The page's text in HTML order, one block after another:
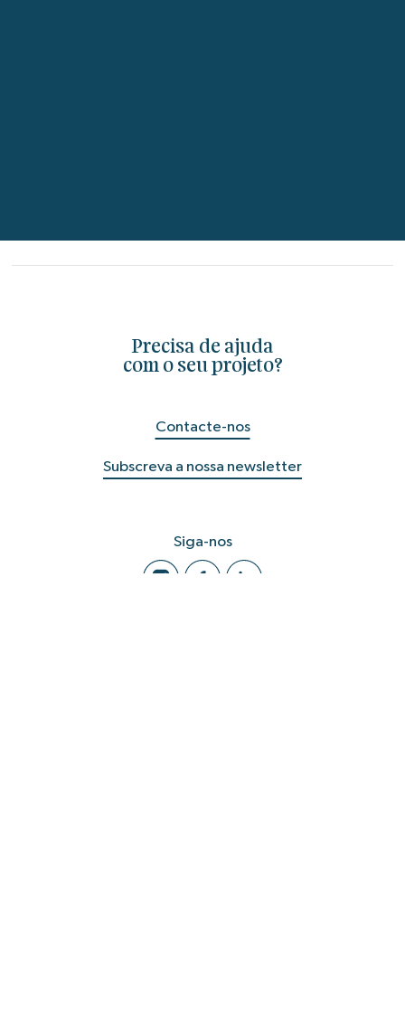
Precisa de ajuda
com o seu projeto?
Contacte-nos
Subscreva a nossa newsletter
Siga-nos